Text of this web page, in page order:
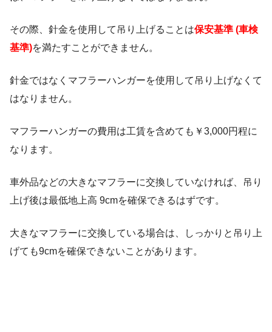
その際、針金を使用して吊り上げることは保安基準 (車検
基準)を満たすことができません。
針金ではなくマフラーハンガーを使用して吊り上げなくて
はなりません。
マフラーハンガーの費用は工賃を含めても￥3,000円程に
なります。
車外品などの大きなマフラーに交換していなければ、吊り
上げ後は最低地上高 9cmを確保できるはずです。
大きなマフラーに交換している場合は、しっかりと吊り上
げても9cmを確保できないことがあります。